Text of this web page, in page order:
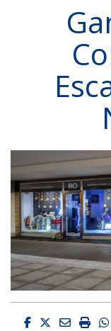
Facebook
Twitter
Email